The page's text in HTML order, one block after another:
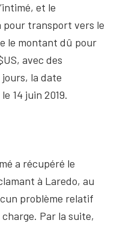
et le
transport vers le
le montant dû pour
avec des
la date
14 juin 2019.
a récupéré le
à Laredo, au
problème relatif
Par la suite,